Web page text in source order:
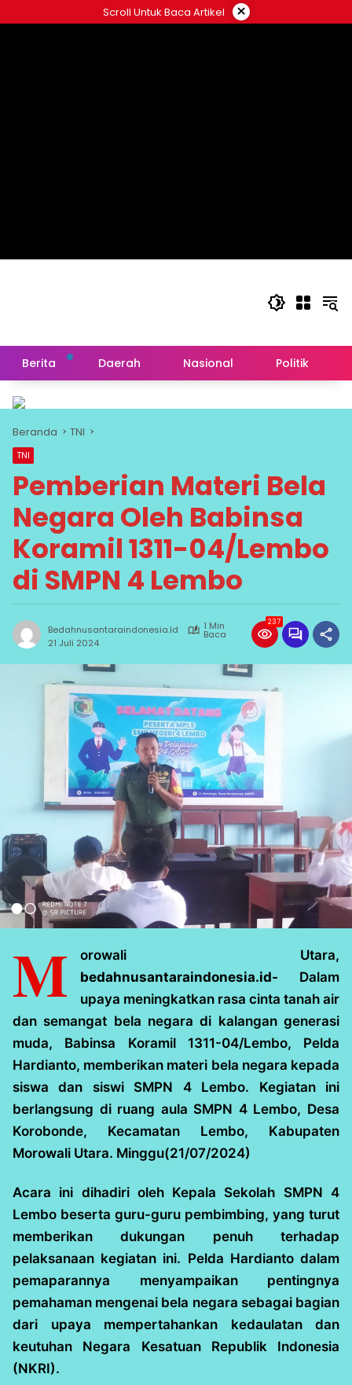
ke
Scroll Untuk Baca Artikel ×
Berita Daerah Nasional Politik
Beranda TNI
TNI
Pemberian Materi Bela
Negara Oleh Babinsa
Koramil 1311-04/Lembo
di SMPN 4 Lembo
Bedahnusantaraindonesia.id 1 Min
Baca
21 Juli 2024
237
M
orowali Utara,
bedahnusantaraindonesia.id- Dalam
upaya meningkatkan rasa cinta tanah air
dan semangat bela negara di kalangan generasi
muda, Babinsa Koramil 1311-04/Lembo, Pelda
Hardianto, memberikan materi bela negara kepada
siswa dan siswi SMPN 4 Lembo. Kegiatan ini
berlangsung di ruang aula SMPN 4 Lembo, Desa
Korobonde, Kecamatan Lembo, Kabupaten
Morowali Utara. Minggu(21/07/2024)
Acara ini dihadiri oleh Kepala Sekolah SMPN 4
Lembo beserta guru-guru pembimbing, yang turut
memberikan dukungan penuh terhadap
pelaksanaan kegiatan ini. Pelda Hardianto dalam
pemaparannya menyampaikan pentingnya
pemahaman mengenai bela negara sebagai bagian
dari upaya mempertahankan kedaulatan dan
keutuhan Negara Kesatuan Republik Indonesia
(NKRI).